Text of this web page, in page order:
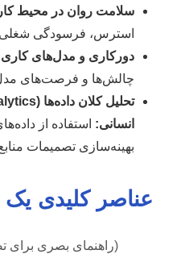
سلامت روان در محیط
استرس، فرسودگی شغلی
دورکاری و مدل‌های کاری
چالش‌ها و فرصت‌های
انسانی: استفاده از
بهینه‌سازی تصمیمات
عناصر کلیدی یک
(راهنمای بصری برای